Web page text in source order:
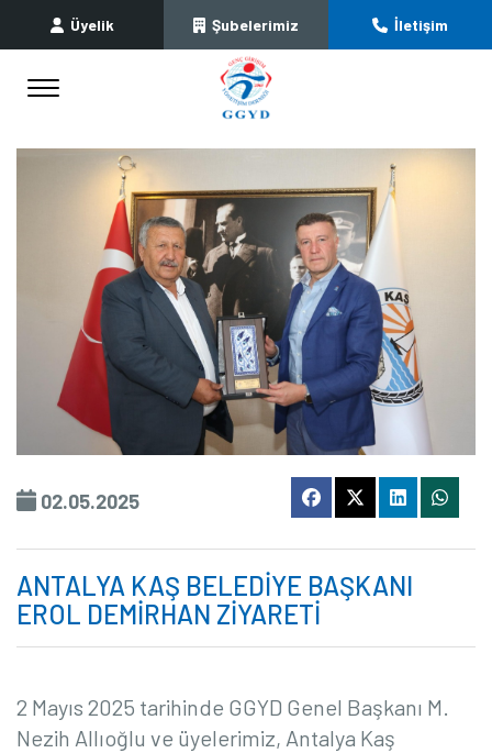
Üyelik Şubelerimiz İletişim
02.05.2025
ANTALYA KAŞ BELEDİYE BAŞKANI
EROL DEMİRHAN ZİYARETİ
2 Mayıs 2025 tarihinde GGYD Genel Başkanı M.
Nezih Allıoğlu ve üyelerimiz, Antalya Kaş